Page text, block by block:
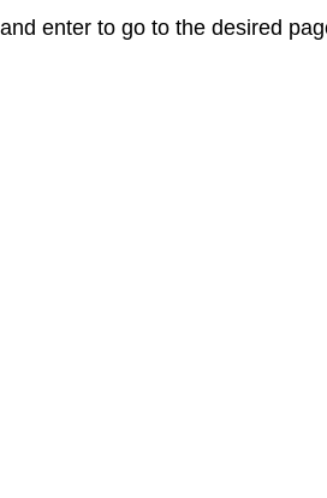
enter to go to the desired